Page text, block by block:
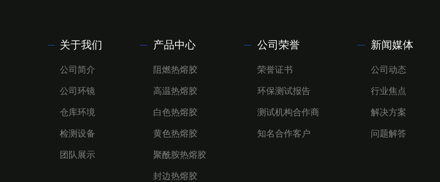
关于我们
公司简介
公司环镜
仓库环境
检测设备
团队展示
产品中心
阻燃热熔胶
高温热熔胶
白色热熔胶
黄色热熔胶
聚酰胺热熔胶
封边热熔胶
公司荣誉
荣誉证书
环保测试报告
测试机构合作商
知名合作客户
新闻媒体
公司动态
行业焦点
解决方案
问题解答